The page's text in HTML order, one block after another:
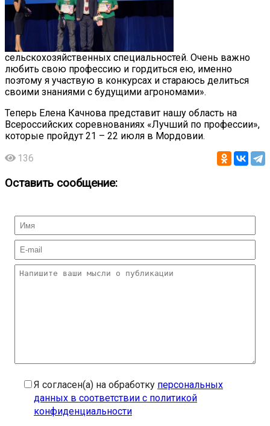
сельскохозяйственных специальностей. Очень важно
любить свою профессию и гордиться ею, именно
поэтому я участвую в конкурсах и стараюсь делиться
своими знаниями с будущими агрономами».
Теперь Елена Качнова представит нашу область на
Всероссийских соревнованиях «Лучший по профессии»,
которые пройдут 21 – 22 июля в Мордовии.
136
Оставить сообщение:
Я согласен(а) на обработку персональных
данных в соответствии с политикой
конфиденциальности